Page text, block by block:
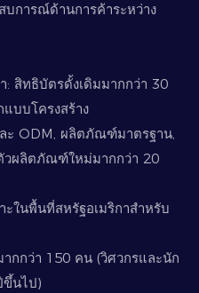
บการณ์ด้านการค้าระหว่าง
สิทธิบัตรดั้งเดิมมากกว่า 30
บบโครงสร้าง
ะ ODM, ผลิตภัณฑ์มาตรฐาน,
วผลิตภัณฑ์ใหม่มากกว่า 20
ในพื้นที่สหรัฐอเมริกาสำหรับ
กกว่า 150 คน (วิศวกรและนัก
นไป)